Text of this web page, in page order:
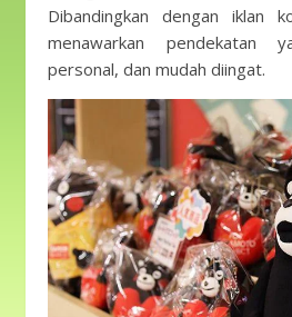
Dibandingkan dengan iklan
menawarkan pendekatan
personal, dan mudah diingat.